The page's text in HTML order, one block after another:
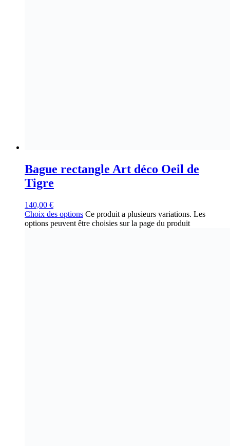
Bague rectangle Art déco Oeil de
Tigre
140,00 €
Choix des options Ce produit a plusieurs variations. Les
options peuvent être choisies sur la page du produit